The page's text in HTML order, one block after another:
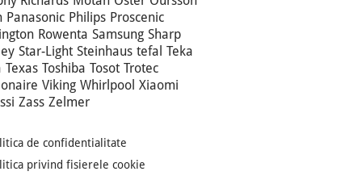
Panasonic Philips Proscenic
Rowenta Samsung Sharp
Star-Light Steinhaus tefal Teka
Texas Toshiba Tosot Trotec
Viking Whirlpool Xiaomi
Zass Zelmer
de confidentialitate
privind fisierele cookie